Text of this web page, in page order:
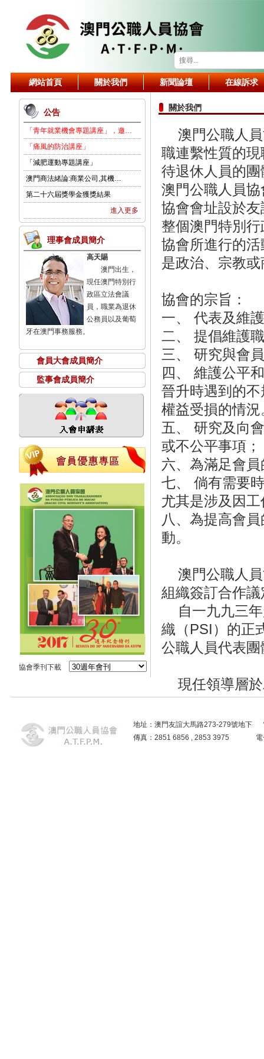
網站首頁 關於我們 新聞論壇 在線訴求
公告
「青年就業機會專題講座」，邀…
「痛風的防治講座」
「減肥運動專題講座」
澳門商法緒論:商業公司,其機…
第二十六屆獎學金獲獎結果
進入更多
理事會成員簡介
高天賜
澳門出生，
現任澳門特別行
政區立法會議
員，職業為退休
公務員以及葡萄
牙在澳門事務服務。
會員大會成員簡介
監事會成員簡介
協會季刊下載
關於我們
澳門公職人
職連繫性質的
待退休人員的團
澳門公職人員
協會會址設於
整個澳門特別行
協會所進行的
是政治、宗教
協會的宗旨：
一、 代表及維
二、 提倡維護
三、 研究與會
四、 維護公平
晉升時遇到的
權益受損的情況
五、 研究及向
或不公平事項；
六、為滿足會
七、 倘有需要
尤其是涉及因
八、為提高會
動。
澳門公職人
組織簽訂合作
自一九九三
織（PSI）的正
公職人員代表
現任領導層
地址：澳門友誼大馬路273-279號地下
傳真：2851 6856 , 2853 3975 電